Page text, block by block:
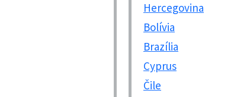
Hercegovina
Bolívia
Brazília
Cyprus
Čile